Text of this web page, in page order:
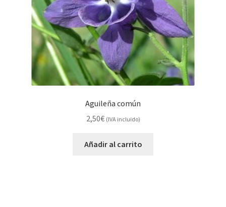
Aguileña común
2,50€ (IVA incluido)
Añadir al carrito